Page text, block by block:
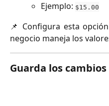
Ejemplo: $15.00
📌 Configura esta
negocio maneja los
Guarda los cambios